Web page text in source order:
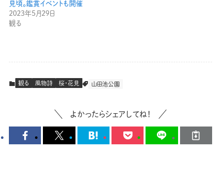
見頃。鑑賞イベントも開催
2023年5月29日
観る
観る 風物詩 桜・花見 山田池公園
よかったらシェアしてね！